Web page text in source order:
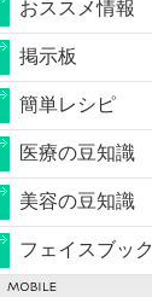
おススメ情報
掲示板
簡単レシピ
医療の豆知識
美容の豆知識
フェイスブック